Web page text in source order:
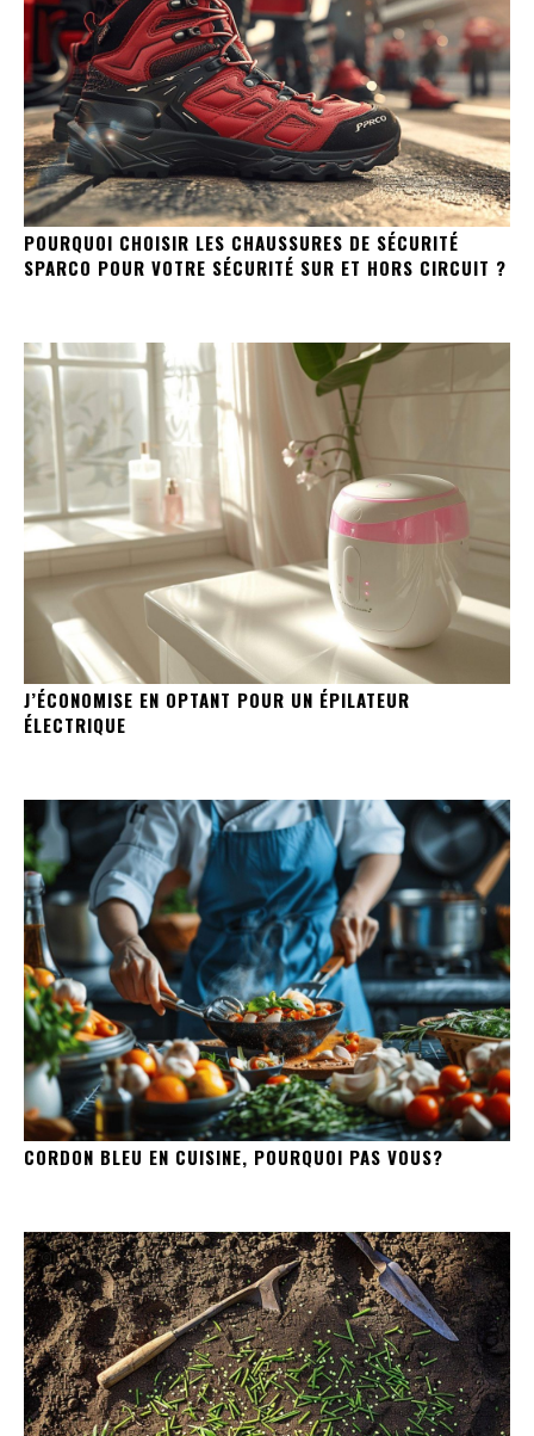
POURQUOI CHOISIR LES CHAUSSURES DE SÉCURITÉ
SPARCO POUR VOTRE SÉCURITÉ SUR ET HORS CIRCUIT ?
J’ÉCONOMISE EN OPTANT POUR UN ÉPILATEUR
ÉLECTRIQUE
CORDON BLEU EN CUISINE, POURQUOI PAS VOUS?